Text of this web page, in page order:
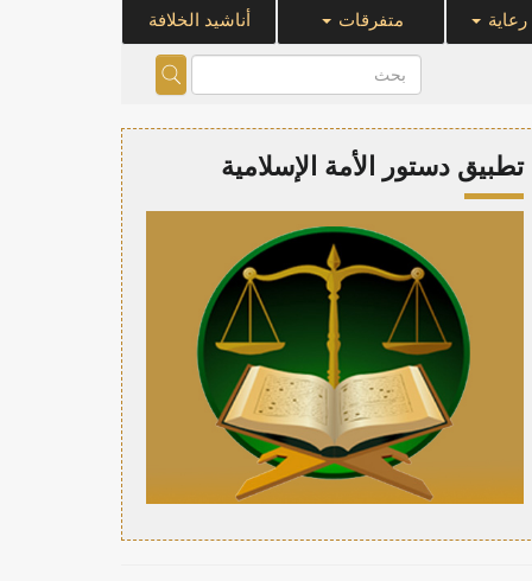
متفرقات أناشيد الخلافة
تطبيق دستور الأمة الإسلامية